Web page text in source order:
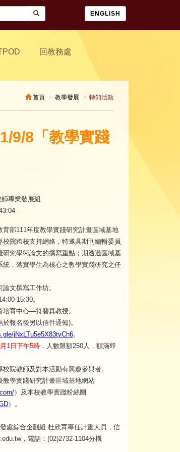
ENGLISH
回教務處
首頁 教學發展 轉知活動
9/8「教學實踐
專業發展組
育部111年度教學實踐研究計畫區域基地
院跨校支持網絡，特邀具期刊編輯委員
研究學術論文的撰寫重點；期透過區域基
統，落實學生為核心之教學實踐研究之任
文撰寫工作坊。
15:30。
育中心—符碧真教授。
報名後另以信件通知)。
jNxLTu5e5X83tyCh6。
1日下午5時，人數限額250人，額滿即
院教師及對本活動有興趣參與者。
教學實踐研究計畫區域基地網站
）及本校教學實踐粉絲團
）。
處綜合企劃組 杜欣育專任計畫人員，信
，電話：(02)2732-1104分機